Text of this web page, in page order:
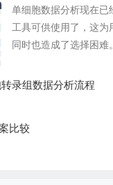
单细胞数据分析现在已
工具可供使用了，这为
同时也造成了选择困难
表，时间还不一样，该
录组数据分析流程
比较